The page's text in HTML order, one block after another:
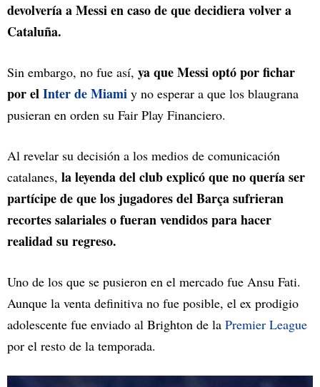
devolvería a Messi en caso de que decidiera volver a
Cataluña.
Sin embargo, no fue así, ya que Messi optó por fichar
por elInter de Miami y no esperar a que los blaugrana
pusieran en orden su Fair Play Financiero.
Al revelar su decisión a los medios de comunicación
catalanes, la leyenda del club explicó que no quería ser
partícipe de que los jugadores del Barça sufrieran
recortes salariales o fueran vendidos para hacer
realidad su regreso.
Uno de los que se pusieron en el mercado fue Ansu Fati.
Aunque la venta definitiva no fue posible, el ex prodigio
adolescente fue enviado al Brighton de la Premier League
por el resto de la temporada.